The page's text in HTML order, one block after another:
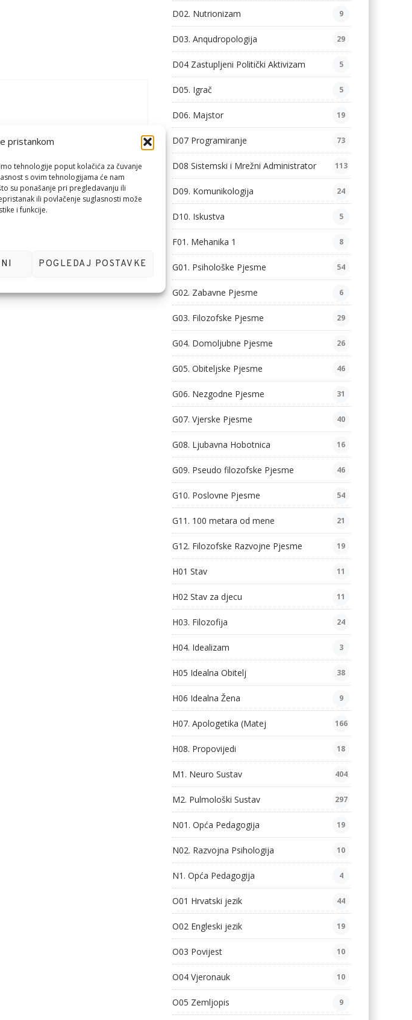
pristankom
tehnologije poput kolačića za čuvanje
s ovim tehnologijama će nam
su ponašanje pri pregledavanju ili
ili povlačenje suglasnosti može
i funkcije.
POGLEDAJ POSTAVKE
komentirao.
D02. Nutrionizam 9
D03. Anqudropologija 29
D04 Zastupljeni Politički Aktivizam 5
D05. Igrač 5
D06. Majstor 19
D07 Programiranje 73
D08 Sistemski i Mrežni Administrator 113
D09. Komunikologija 24
D10. Iskustva 5
F01. Mehanika 1 8
G01. Psihološke Pjesme 54
G02. Zabavne Pjesme 6
G03. Filozofske Pjesme 29
G04. Domoljubne Pjesme 26
G05. Obiteljske Pjesme 46
G06. Nezgodne Pjesme 31
G07. Vjerske Pjesme 40
G08. Ljubavna Hobotnica 16
G09. Pseudo filozofske Pjesme 46
G10. Poslovne Pjesme 54
G11. 100 metara od mene 21
G12. Filozofske Razvojne Pjesme 19
H01 Stav 11
H02 Stav za djecu 11
H03. Filozofija 24
H04. Idealizam 3
H05 Idealna Obitelj 38
H06 Idealna Žena 9
H07. Apologetika (Matej 166
H08. Propovijedi 18
M1. Neuro Sustav 404
M2. Pulmološki Sustav 297
N01. Opća Pedagogija 19
N02. Razvojna Psihologija 10
N1. Opća Pedagogija 4
O01 Hrvatski jezik 44
O02 Engleski jezik 19
O03 Povijest 10
O04 Vjeronauk 10
O05 Zemljopis 9